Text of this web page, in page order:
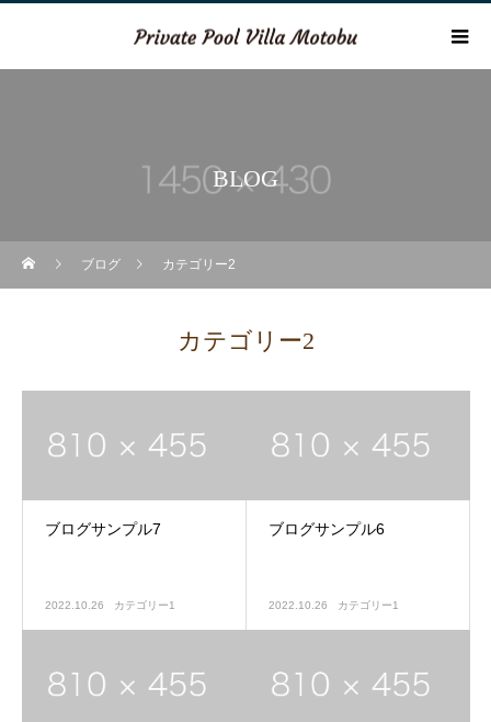
BLOG
ブログ カテゴリー2
カテゴリー2
ブログサンプル7
2022.10.26 カテゴリー1
ブログサンプル6
2022.10.26 カテゴリー1